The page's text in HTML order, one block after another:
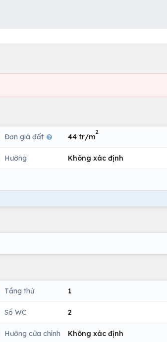
Đơn giá đất 44 tr/m
2
Hướng Không xác định
Tầng thứ 1
Số WC 2
Hướng cửa chính Không xác định